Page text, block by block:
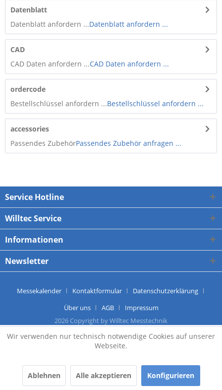
Datenblatt
Datenblatt anfordern ...Datenblatt anfordern ...
CAD
CAD Daten anfordern ...CAD Daten anfordern ...
ordercode
Bestellschlüssel anfordern ...Bestellschlüssel anfordern ...
accessories
Passendes ZubehörPassendes Zubehör anfragen ...
Service Hotline
Willtec Service
Informationen
Newsletter
Messekalender Kontaktformular
Datenschutzerklärung
Über uns
AGB
Impressum
2026 Copyright by Willtec Messtechnik
Wir verwenden nur technisch notwendige Cookies auf unserer
Webseite.
Ablehnen Alle akzeptieren Konfigurieren